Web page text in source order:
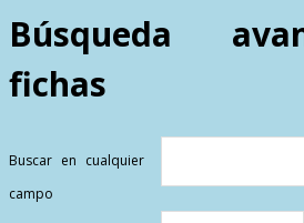
Autor
Listado por
Búsqueda
fichas
Buscar en cualquier
campo